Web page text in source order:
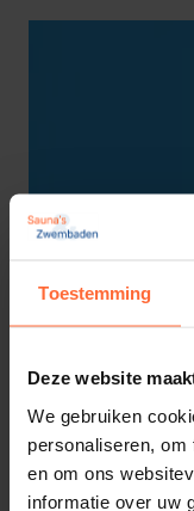
Toestemming
Deze website
We gebruiken
personaliseren,
en om ons
informatie over uw